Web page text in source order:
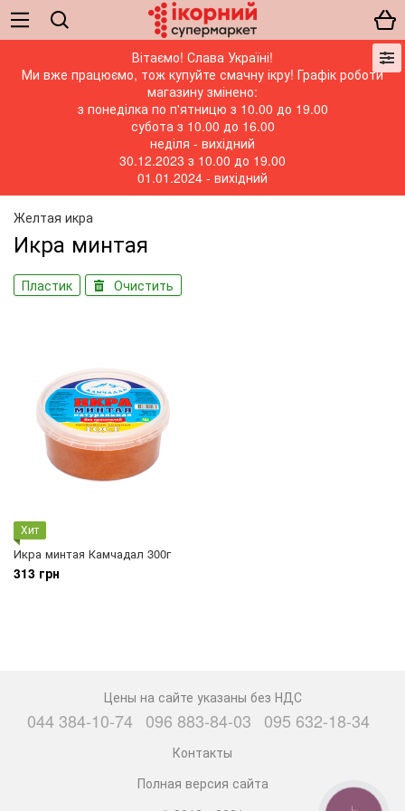
Вітаємо! Слава Україні!
Ми вже працюємо, тож купуйте смачну ікру! Графік роботи
магазину змінено:
з понеділка по п'ятницю з 10.00 до 19.00
субота з 10.00 до 16.00
неділя - вихідний
30.12.2023 з 10.00 до 19.00
01.01.2024 - вихідний
Желтая икра
Икра минтая
Пластик Очистить
Хит
Икра минтая Камчадал 300г
313 грн
Цены на сайте указаны без НДС
044 384-10-74 096 883-84-03 095 632-18-34
Контакты
Полная версия сайта